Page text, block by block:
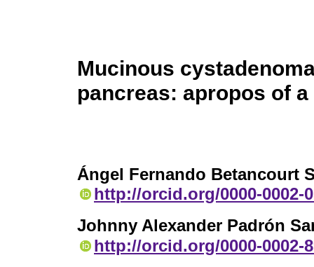
Mucinous
pancreas: apropos of a
Ángel Fernando Betancourt
http://orcid.org/0000-0002-
Johnny Alexander Padrón
http://orcid.org/0000-0002-